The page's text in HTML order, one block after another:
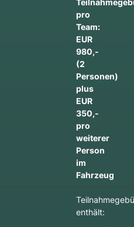
pro
Team:
EUR
980,-
(2
Personen)
plus
EUR
350,-
pro
weiterer
Person
im
Fahrzeug
enthält: